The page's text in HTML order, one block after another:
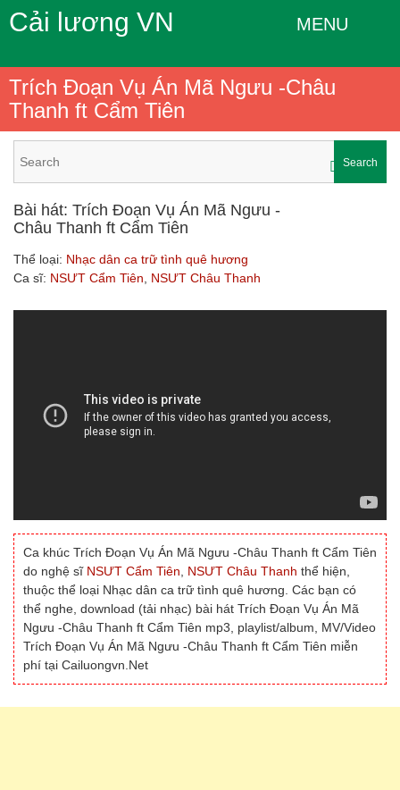
Cải lương VN MENU
Trích Đoạn Vụ Án Mã Ngưu -Châu
Thanh ft Cẩm Tiên
Search
Bài hát: Trích Đoạn Vụ Án Mã Ngưu -
Châu Thanh ft Cẩm Tiên
Thể loại: Nhạc dân ca trữ tình quê hương
Ca sĩ: NSƯT Cẩm Tiên NSƯT Châu Thanh
Ca khúc Trích Đoạn Vụ Án Mã Ngưu -Châu Thanh ft Cẩm Tiên
do nghệ sĩ NSƯT Cẩm Tiên NSƯT Châu Thanh thể hiện,
thuộc thể loại Nhạc dân ca trữ tình quê hương. Các bạn có
thể nghe, download (tải nhạc) bài hát Trích Đoạn Vụ Án Mã
Ngưu -Châu Thanh ft Cẩm Tiên mp3, playlist/album, MV/Video
Trích Đoạn Vụ Án Mã Ngưu -Châu Thanh ft Cẩm Tiên miễn
phí tại Cailuongvn.Net